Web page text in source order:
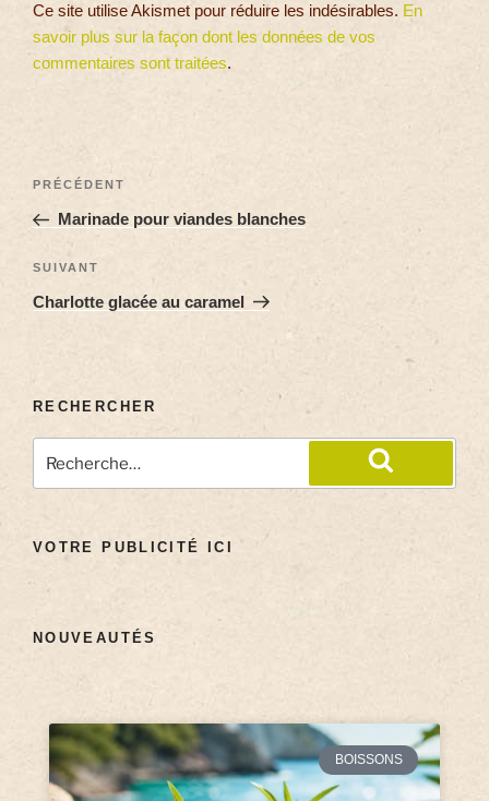
Ce site utilise Akismet pour réduire les indésirables. En
savoir plus sur la façon dont les données de vos
commentaires sont traitées.
PRÉCÉDENT
Marinade pour viandes blanches
SUIVANT
Charlotte glacée au caramel
RECHERCHER
VOTRE PUBLICITÉ ICI
NOUVEAUTÉS
BOISSONS